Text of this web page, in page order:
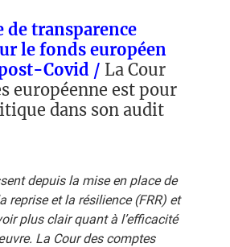
de transparence
le fonds européen
Covid / La Cour
européenne est pour
dans son audit
depuis la mise en place de
reprise et la résilience (FRR) et
plus clair quant à l’efficacité
La Cour des comptes